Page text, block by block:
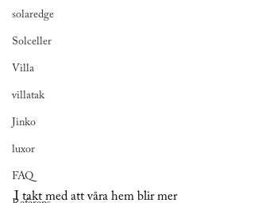
solaredge
Solceller
Villa
villatak
Jinko
luxor
FAQ
I takt med att våra hem blir mer